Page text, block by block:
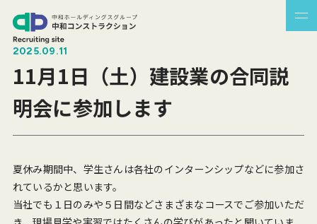
2025.09.11
11月1日（土）建設業の合同説
明会に参加します
夏休み期間中、学生さんは各社のインターンシップなどに参加さ
れているかと思います。
当社でも１日のみや５日間などさまざまなコースでご参加いただ